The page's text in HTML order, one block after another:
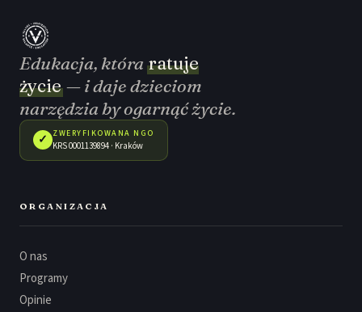
Edukacja, która ratuje
życie — i daje dzieciom
narzędzia by ogarnąć życie.
✓ ZWERYFIKOWANA NGO
KRS 0001139894 · Kraków
ORGANIZACJA
O nas
Programy
Opinie